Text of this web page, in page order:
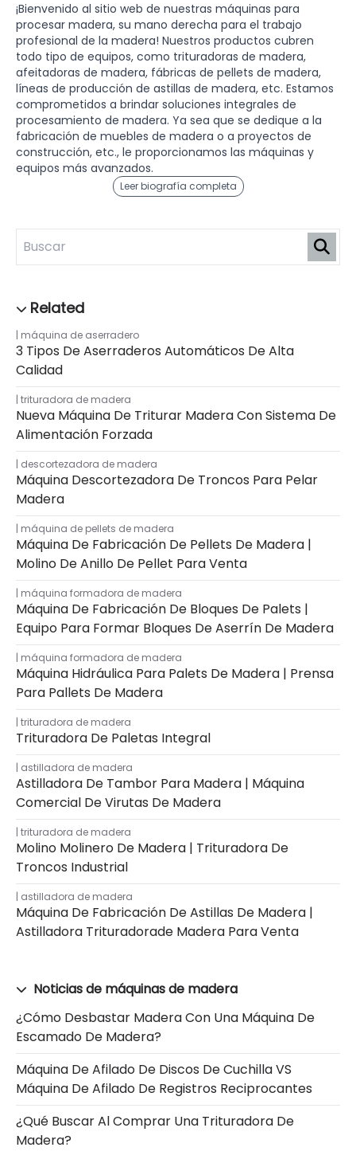
¡Bienvenido al sitio web de nuestras máquinas para
procesar madera, su mano derecha para el trabajo
profesional de la madera! Nuestros productos cubren
todo tipo de equipos, como trituradoras de madera,
afeitadoras de madera, fábricas de pellets de madera,
líneas de producción de astillas de madera, etc. Estamos
comprometidos a brindar soluciones integrales de
procesamiento de madera. Ya sea que se dedique a la
fabricación de muebles de madera o a proyectos de
construcción, etc., le proporcionamos las máquinas y
equipos más avanzados.
Leer biografía completa
máquina de aserradero
3 Tipos De Aserraderos Automáticos De Alta
Calidad
trituradora de madera
Nueva Máquina De Triturar Madera Con Sistema De
Alimentación Forzada
descortezadora de madera
Máquina Descortezadora De Troncos Para Pelar
Madera
máquina de pellets de madera
Máquina De Fabricación De Pellets De Madera |
Molino De Anillo De Pellet Para Venta
máquina formadora de madera
Máquina De Fabricación De Bloques De Palets |
Equipo Para Formar Bloques De Aserrín De Madera
máquina formadora de madera
Máquina Hidráulica Para Palets De Madera | Prensa
Para Pallets De Madera
trituradora de madera
Trituradora De Paletas Integral
astilladora de madera
Astilladora De Tambor Para Madera | Máquina
Comercial De Virutas De Madera
trituradora de madera
Molino Molinero De Madera | Trituradora De
Troncos Industrial
astilladora de madera
Máquina De Fabricación De Astillas De Madera |
Astilladora Trituradorade Madera Para Venta
Noticias de máquinas de madera
¿Cómo Desbastar Madera Con Una Máquina De
Escamado De Madera?
Máquina De Afilado De Discos De Cuchilla VS
Máquina De Afilado De Registros Reciprocantes
¿Qué Buscar Al Comprar Una Trituradora De
Madera?